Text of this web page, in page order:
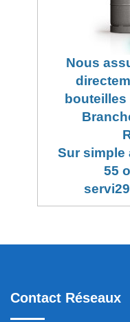
Nous
Sur simple
55
Contact Réseaux